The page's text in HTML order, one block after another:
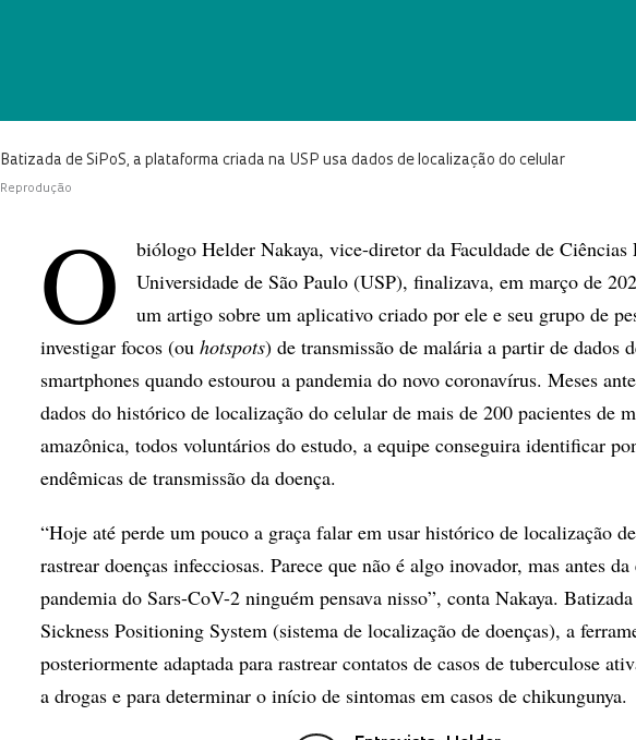
Batizada de SiPoS, a plataforma criada na USP usa dados de localização do celular
Reprodução
O
biólogo Helder Nakaya, vice-diretor da Faculdade de Ciências
Universidade de São Paulo (USP), finalizava, em março de
um artigo sobre um aplicativo criado por ele e seu grupo de
investigar focos (ou hotspots) de transmissão de malária a partir de dados
smartphones quando estourou a pandemia do novo coronavírus. Meses
dados do histórico de localização do celular de mais de 200 pacientes de
amazônica, todos voluntários do estudo, a equipe conseguira identificar
endêmicas de transmissão da doença.
“Hoje até perde um pouco a graça falar em usar histórico de localização
rastrear doenças infecciosas. Parece que não é algo inovador, mas antes da
pandemia do Sars-CoV-2 ninguém pensava nisso”, conta Nakaya.
Sickness Positioning System (sistema de localização de doenças), a
posteriormente adaptada para rastrear contatos de casos de tuberculose
a drogas e para determinar o início de sintomas em casos de chikungunya.